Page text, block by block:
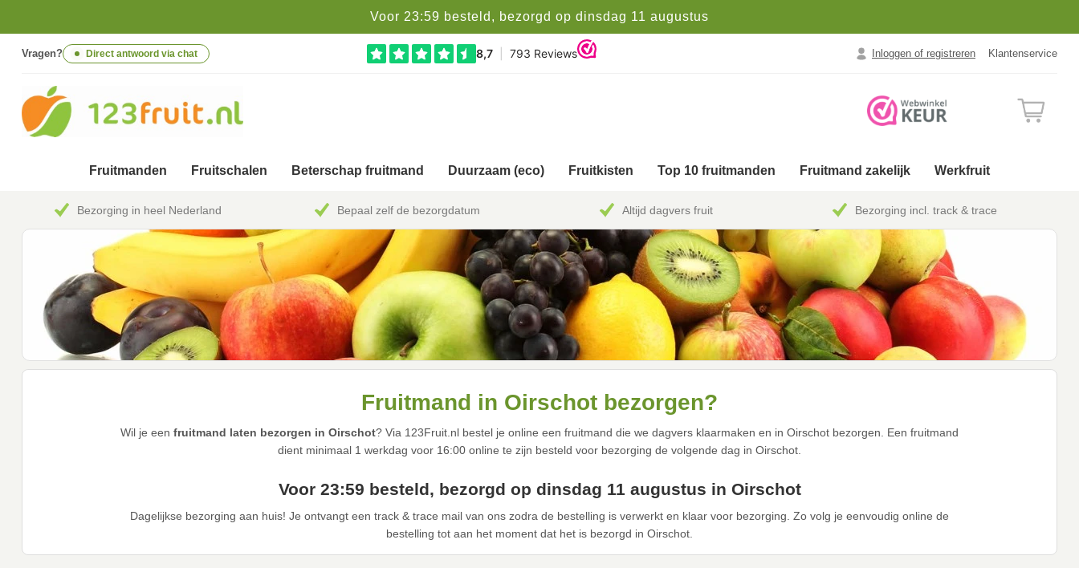
Voor 23:59 besteld, bezorgd op dinsdag 11 augustus
Vragen? Direct antwoord via chat Inloggen of registreren Klantenservice
Fruitmanden Fruitschalen Beterschap fruitmand Duurzaam (eco) Fruitkisten Top 10 fruitmanden Fruitmand zakelijk Werkfruit
Bezorging in heel Nederland Bepaal zelf de bezorgdatum Altijd dagvers fruit Bezorging incl. track & trace
Fruitmand in Oirschot bezorgen?
Wil je een fruitmand laten bezorgen in Oirschot? Via 123Fruit.nl bestel je online een fruitmand die we dagvers klaarmaken en in Oirschot bezorgen. Een fruitmand
dient minimaal 1 werkdag voor 16:00 online te zijn besteld voor bezorging de volgende dag in Oirschot.
Voor 23:59 besteld, bezorgd op dinsdag 11 augustus in Oirschot
Dagelijkse bezorging aan huis! Je ontvangt een track & trace mail van ons zodra de bestelling is verwerkt en klaar voor bezorging. Zo volg je eenvoudig online de
bestelling tot aan het moment dat het is bezorgd in Oirschot.